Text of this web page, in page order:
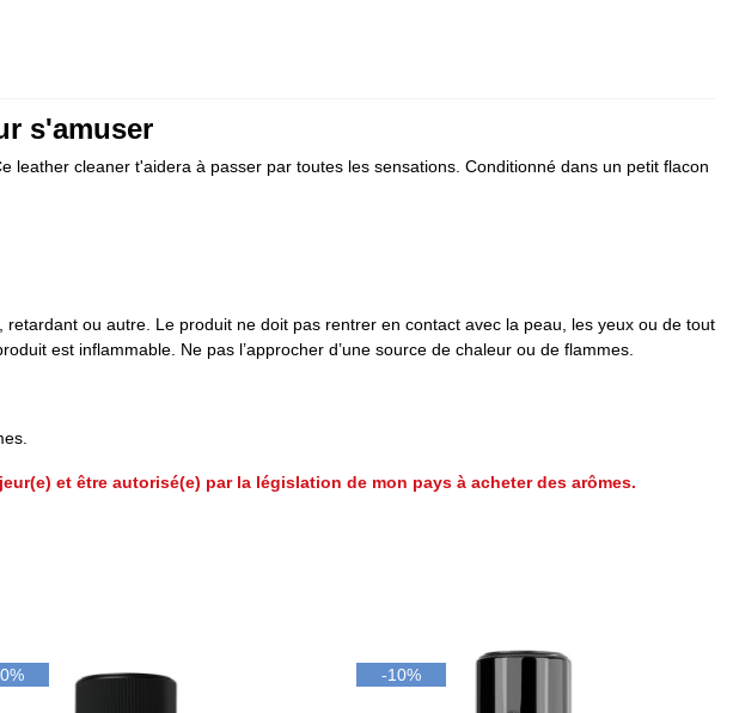
s'amuser
cleaner t'aidera à passer par toutes les sensations. Conditionné dans un petit flacon
ou autre. Le produit ne doit pas rentrer en contact avec la peau, les yeux ou de tout
est inflammable. Ne pas l’approcher d’une source de chaleur ou de flammes.
et être autorisé(e) par la législation de mon pays à acheter des arômes.
-10%